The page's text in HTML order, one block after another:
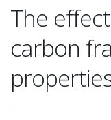
The
carbon